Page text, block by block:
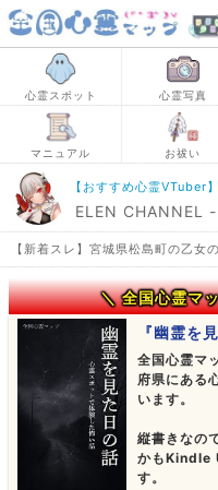
心霊スポット 心霊写真
マニュアル お祓い
【おすすめ心霊VTuber】
ELEN CHANNEL
【新着スレ】宮城県松島町の乙女
＼ 全国心霊マ
『幽霊を
全国心霊マ
府県にある
います。
縦書きなの
かもKindle
す。